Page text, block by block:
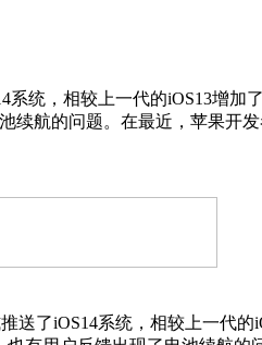
统，相较上一代的iOS13增
航的问题。在最近，苹果开
送了iOS14系统，相较上一代